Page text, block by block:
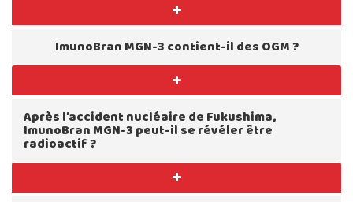
ImunoBran MGN-3 contient-il des OGM ?
Après l’accident nucléaire de Fukushima,
ImunoBran MGN-3 peut-il se révéler être
radioactif ?